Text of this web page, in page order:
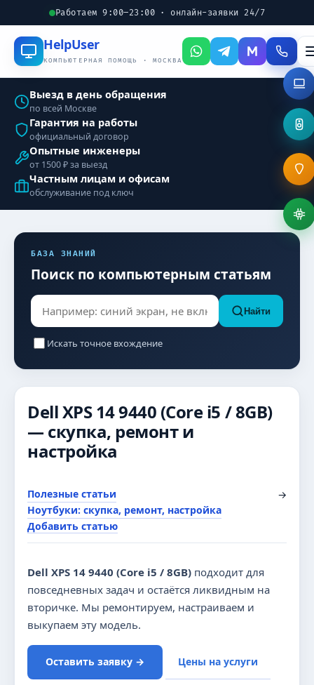
Работаем 9:00–23:00 · онлайн-заявки 24/7
HelpUser
КОМПЬЮТЕРНАЯ ПОМОЩЬ · МОСКВА
Выезд в день обращения
по всей Москве
Гарантия на работы
официальный договор
Опытные инженеры
от 1500 ₽ за выезд
Частным лицам и офисам
обслуживание под ключ
БАЗА ЗНАНИЙ
Поиск по компьютерным статьям
Найти
Искать точное вхождение
Dell XPS 14 9440 (Core i5 / 8GB)
— скупка, ремонт и
настройка
Полезные статьи
→
Ноутбуки: скупка, ремонт, настройка
Добавить статью
Dell XPS 14 9440 (Core i5 / 8GB) подходит для
повседневных задач и остаётся ликвидным на
вторичке. Мы ремонтируем, настраиваем и
выкупаем эту модель.
Оставить заявку → Цены на услуги